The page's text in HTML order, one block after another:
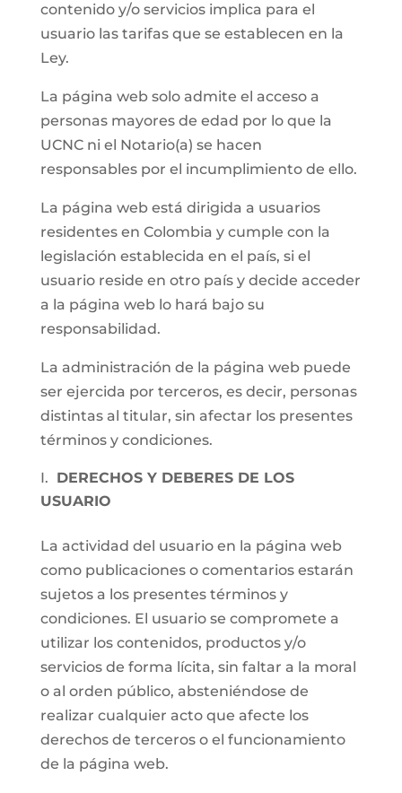
contenido y/o servicios implica para el
usuario las tarifas que se establecen en la
Ley.
La página web solo admite el acceso a
personas mayores de edad por lo que la
UCNC ni el Notario(a) se hacen
responsables por el incumplimiento de ello.
La página web está dirigida a usuarios
residentes en Colombia y cumple con la
legislación establecida en el país, si el
usuario reside en otro país y decide acceder
a la página web lo hará bajo su
responsabilidad.
La administración de la página web puede
ser ejercida por terceros, es decir, personas
distintas al titular, sin afectar los presentes
términos y condiciones.
DERECHOS Y DEBERES DE LOS
USUARIO
La actividad del usuario en la página web
como publicaciones o comentarios estarán
sujetos a los presentes términos y
condiciones. El usuario se compromete a
utilizar los contenidos, productos y/o
servicios de forma lícita, sin faltar a la moral
o al orden público, absteniéndose de
realizar cualquier acto que afecte los
derechos de terceros o el funcionamiento
de la página web.